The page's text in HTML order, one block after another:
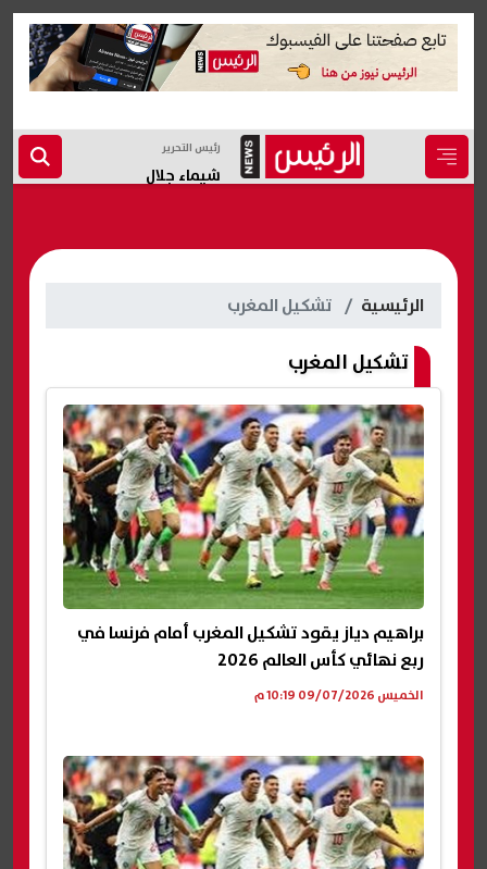
رئيس التحرير
شيماء جلال
الرئيسية تشكيل المغرب
تشكيل المغرب
براهيم دياز يقود تشكيل المغرب أمام فرنسا في
ربع نهائي كأس العالم 2026
الخميس 09/07/2026 10:19 م